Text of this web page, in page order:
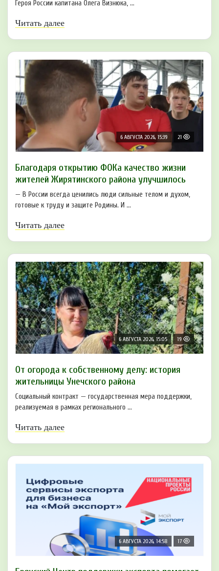
Героя России капитана Олега Визнюка, ...
Читать далее
6 АВГУСТА 2026, 15:39 21
Благодаря открытию ФОКа качество жизни
жителей Жирятинского района улучшилось
— В России всегда ценились люди сильные телом и духом,
готовые к труду и защите Родины. И ...
Читать далее
6 АВГУСТА 2026, 15:05 19
От огорода к собственному делу: история
жительницы Унечского района
Социальный контракт — государственная мера поддержки,
реализуемая в рамках регионального ...
Читать далее
6 АВГУСТА 2026, 14:58 17